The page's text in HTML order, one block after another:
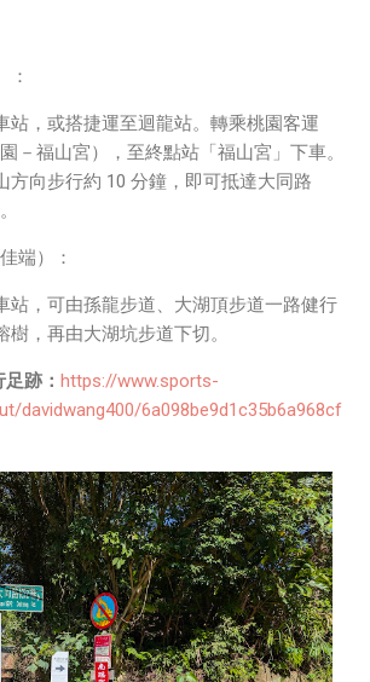
：
站，或搭捷運至迴龍站。轉乘桃園客運
－福山宮），至終點站「福山宮」下車。
方向步行約 10 分鐘，即可抵達大同路
端）：
站，可由孫龍步道、大湖頂步道一路健行
，再由大湖坑步道下切。
跡： https://www.sports-
davidwang400/6a098be9d1c35b6a968cf